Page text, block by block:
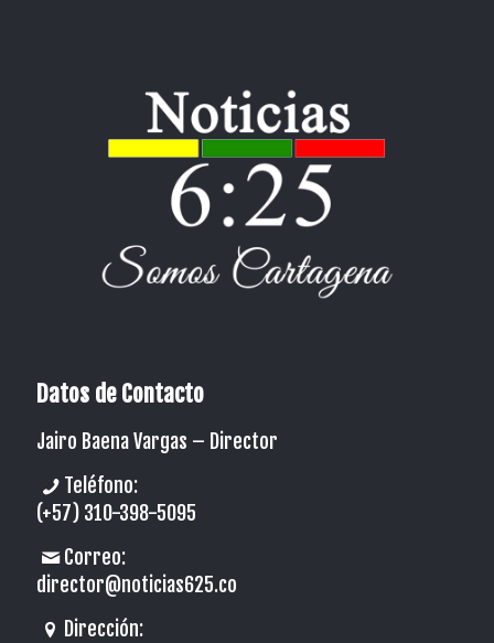
Datos de Contacto
Jairo Baena Vargas – Director
Teléfono:
(+57) 310-398-5095
Correo:
director@noticias625.co
Dirección: